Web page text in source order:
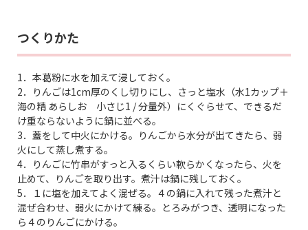
つくりかた
1．本葛粉に水を加えて浸しておく。
2．りんごは1cm厚のくし切りにし、さっと塩水（水1カップ＋
海の精 あらしお 小さじ1 / 分量外）にくぐらせて、できるだ
け重ならないように鍋に並べる。
3．蓋をして中火にかける。りんごから水分が出てきたら、弱
火にして蒸し煮する。
4．りんごに竹串がすっと入るくらい軟らかくなったら、火を
止めて、りんごを取り出す。煮汁は鍋に残しておく。
5．１に塩を加えてよく混ぜる。４の鍋に入れて残った煮汁と
混ぜ合わせ、弱火にかけて練る。とろみがつき、透明になった
ら４のりんごにかける。